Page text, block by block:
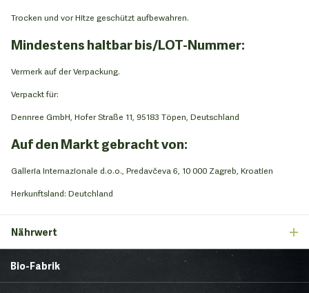
Trocken und vor Hitze geschützt aufbewahren.
Mindestens haltbar bis/LOT-Nummer:
Vermerk auf der Verpackung.
Verpackt für:
Dennree GmbH, Hofer Straße 11, 95183 Töpen, Deutschland
Auf den Markt gebracht von:
Galleria Internazionale d.o.o., Predavčeva 6, 10 000 Zagreb, Kroatien
Herkunftsland: Deutchland
Nährwert
Bio-Fabrik